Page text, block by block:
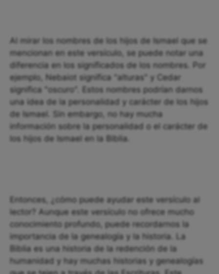
Al mirar los nombres de los hijos de Ismael que se
mencionan en este versículo, se puede notar una
diferencia en los significados de los nombres. Por
ejemplo, Nebaiot significa "alturas" y Cedar
significa "oscuro". Estos nombres podrían darnos
una idea de la personalidad y carácter de los hijos
de Ismael. Sin embargo, no hay mucha
información sobre la personalidad o el carácter de
los hijos de Ismael en la Biblia.
Entonces, ¿cómo puede ayudar este versículo al
lector? Aunque este versículo no ofrece mucho
conocimiento profundo, puede recordarnos la
importancia de la genealogía y la historia. La
Biblia es una historia de la redención de la
humanidad y hay muchas historias y genealogías